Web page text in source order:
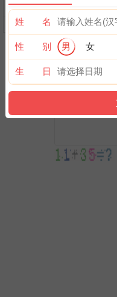
姓 名
性 别 男 女
生 日
横财运
旺夫旺妻